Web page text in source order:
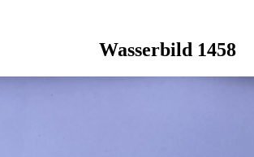
Wasserbild 1458